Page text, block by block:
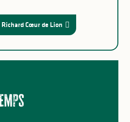
Cœur de Lion